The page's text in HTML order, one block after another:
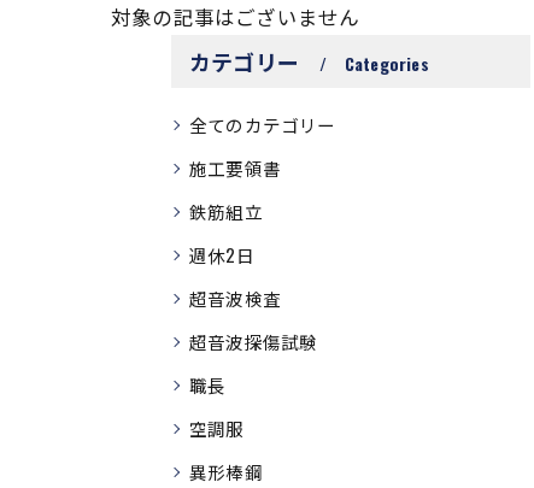
対象の記事はございません
カテゴリー Categories
全てのカテゴリー
施工要領書
鉄筋組立
週休2日
超音波検査
超音波探傷試験
職長
空調服
異形棒鋼